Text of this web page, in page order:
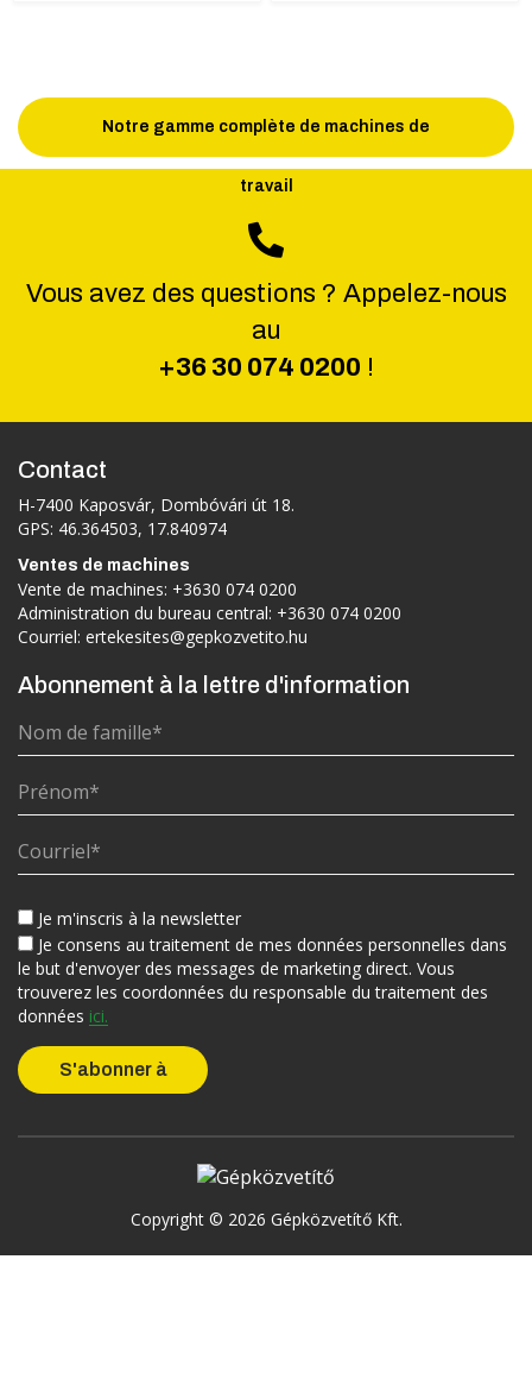
Notre gamme complète de machines de
travail
Vous avez des questions ? Appelez-nous
au
+36 30 074 0200 !
Contact
H-7400 Kaposvár, Dombóvári út 18.
GPS: 46.364503, 17.840974
Ventes de machines
Vente de machines: +3630 074 0200
Administration du bureau central: +3630 074 0200
Courriel: ertekesites@gepkozvetito.hu
Abonnement à la lettre d'information
Je m'inscris à la newsletter
Je consens au traitement de mes données personnelles dans
le but d'envoyer des messages de marketing direct. Vous
trouverez les coordonnées du responsable du traitement des
données ici.
Copyright © 2026 Gépközvetítő Kft.